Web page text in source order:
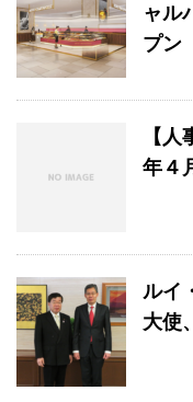
ャル
プン
【
年４
ルイ
大使